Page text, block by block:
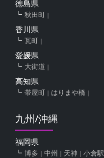
徳島県
秋田町
香川県
瓦町
愛媛県
大街道
高知県
帯屋町 はりまや橋
九州/沖縄
福岡県
博多 中州 天神 小倉駅